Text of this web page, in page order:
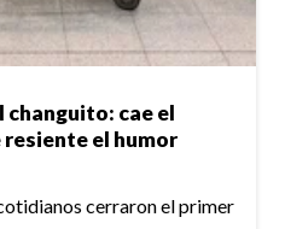
changuito: cae el
resiente el humor
cerraron el primer